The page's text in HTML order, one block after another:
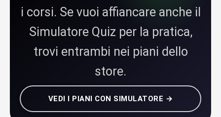
i corsi. Se vuoi affiancare anche il
Simulatore Quiz per la pratica,
trovi entrambi nei piani dello
store.
VEDI I PIANI CON SIMULATORE →